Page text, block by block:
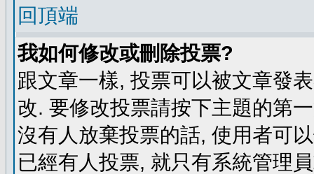
回頂端
我如何修改或刪除投票?
跟文章一樣, 投票可以被文章發
改. 要修改投票請按下主題的第
沒有人放棄投票的話, 使用者可
已經有人投票, 就只有系統管理